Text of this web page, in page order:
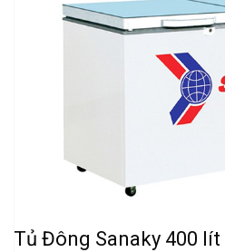
Tủ Đông Sanaky 400 lít